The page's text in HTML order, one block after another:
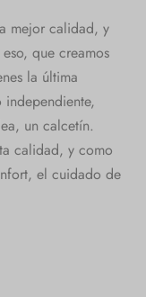
mejor calidad, y
que creamos
la última
un calcetín.
calidad, y como
el cuidado de